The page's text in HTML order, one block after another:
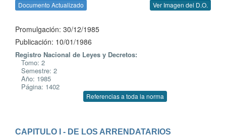
Documento Actualizado Ver Imagen del D.O.
Promulgación: 30/12/1985
Publicación: 10/01/1986
Registro Nacional de Leyes y Decretos:
Tomo: 2
Semestre: 2
Año: 1985
Página: 1402
Referencias a toda la norma
CAPITULO I - DE LOS ARRENDATARIOS